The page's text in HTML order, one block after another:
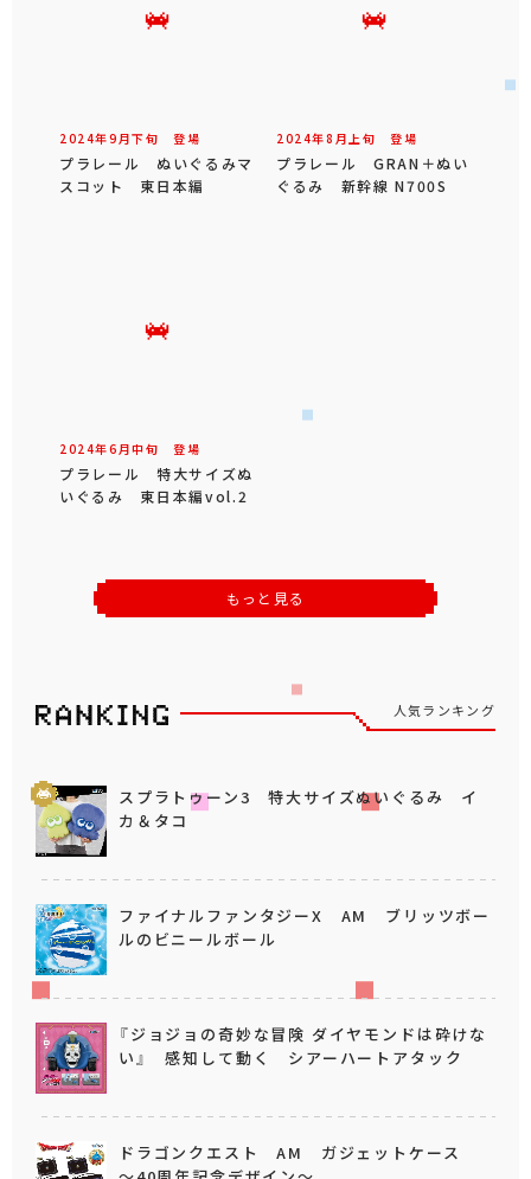
2024年9 月下旬 登場
プラレール ぬいぐるみマ
スコット 東日本編
2024年8 月 上旬 登場
プラレール GRAN＋ぬい
ぐるみ 新幹線 N700S
2024年6 月中旬 登場
プラレール 特大サイズぬ
いぐるみ 東日本編vol.2
もっと見る
人気ランキング
スプラトゥーン3 特大サイズぬいぐるみ イ
カ＆タコ
ファイナルファンタジーX AM ブリッツボー
ルのビニールボール
『ジョジョの奇妙な冒険 ダイヤモンドは砕けな
い』 感知して動く シアーハートアタック
ドラゴンクエスト AM ガジェットケース